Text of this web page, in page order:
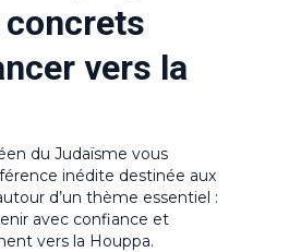
vers la
du Judaïsme vous
inédite destinée aux
d’un thème essentiel :
avec confiance et
vers la Houppa.